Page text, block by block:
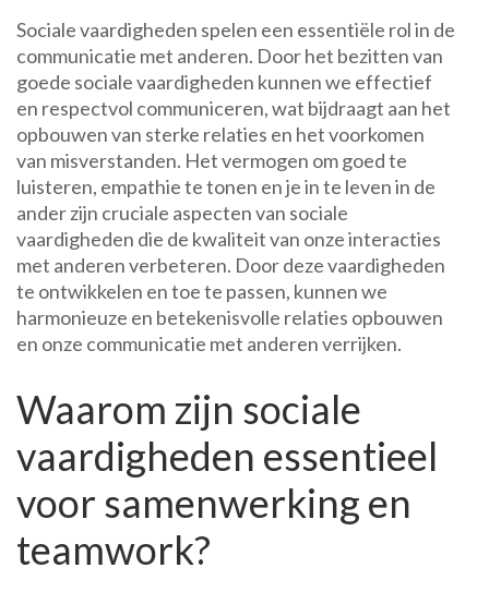
Sociale vaardigheden spelen een essentiële rol in de
communicatie met anderen. Door het bezitten van
goede sociale vaardigheden kunnen we effectief
en respectvol communiceren, wat bijdraagt aan het
opbouwen van sterke relaties en het voorkomen
van misverstanden. Het vermogen om goed te
luisteren, empathie te tonen en je in te leven in de
ander zijn cruciale aspecten van sociale
vaardigheden die de kwaliteit van onze interacties
met anderen verbeteren. Door deze vaardigheden
te ontwikkelen en toe te passen, kunnen we
harmonieuze en betekenisvolle relaties opbouwen
en onze communicatie met anderen verrijken.
Waarom zijn sociale
vaardigheden essentieel
voor samenwerking en
teamwork?